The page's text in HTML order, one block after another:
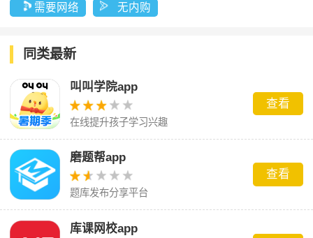
需要网络 无内购
同类最新
叫叫学院app
在线提升孩子学习兴趣
查看
磨题帮app
题库发布分享平台
查看
库课网校app